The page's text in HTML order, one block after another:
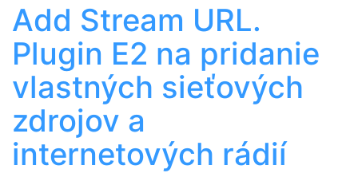
Add Stream URL.
Plugin E2 na pridanie
vlastných sieťových
zdrojov a
internetových rádií